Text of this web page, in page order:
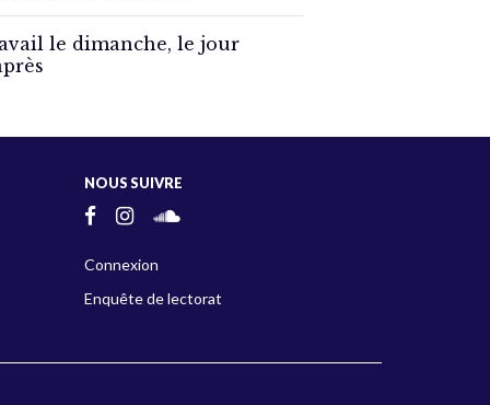
le dimanche, le jour
NOUS SUIVRE
Connexion
Enquête de lectorat